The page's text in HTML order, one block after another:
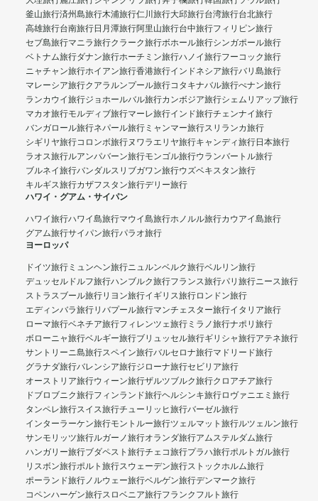
釜山旅行済州島旅行木浦旅行仁川旅行大邱旅行台湾旅行台北旅行
高雄旅行台南旅行日月潭旅行阿里山旅行台中旅行フィリピン旅行
セブ島旅行マニラ旅行クラーク旅行ボホール旅行シンガポール旅行
ベトナム旅行ダナン旅行ホーチミン旅行ハノイ旅行フーコック旅行
ニャチャン旅行ホイアン旅行香港旅行インドネシア旅行バリ島旅行
マレーシア旅行クアラルンプール旅行コタキナバル旅行ぺナン旅行
ランカウイ旅行ジョホールバル旅行カンボジア旅行シェムリアップ旅行
マカオ旅行モルディブ旅行マーレ旅行インド旅行チェンナイ旅行
バンガロール旅行ネパール旅行 ミャンマー旅行スリランカ旅行
シギリヤ旅行コロンボ旅行ヌワラエリヤ旅行キャンディ旅行日本旅行
ラオス旅行ルアンパバーン旅行モンゴル旅行ウランバートル旅行
ブルネイ旅行バンダルスリブガワン旅行ウズベキスタン旅行
キルギス旅行カザフスタン旅行デリー旅行
ハワイ・グアム・サイパン
ハワイ旅行ハワイ島旅行マウイ島旅行ホノルル旅行カウアイ島旅行
グアム旅行サイパン旅行パラオ旅行
ヨーロッパ
ドイツ旅行 ミュンヘン旅行ニュルンベルク旅行ベルリン旅行
デュッセルドルフ旅行ハンブルク旅行フランス旅行パリ旅行ニース旅行
ストラスブール旅行リヨン旅行イギリス旅行ロンドン旅行
エディンバラ旅行リバプール旅行マンチェスター旅行イタリア旅行
ローマ旅行ベネチア旅行フィレンツェ旅行 ミラノ旅行ナポリ旅行
ボローニャ旅行ベルギー旅行ブリュッセル旅行ギリシャ旅行アテネ旅行
サントリーニ島旅行スペイン旅行バルセロナ旅行マドリード旅行
グラナダ旅行バレンシア旅行ジローナ旅行セビリア旅行
オーストリア旅行ウィーン旅行ザルツブルク旅行クロアチア旅行
ドブロブニク旅行フィンランド旅行ヘルシンキ旅行ロヴァニエミ旅行
タンペレ旅行スイス旅行チューリッヒ旅行バーゼル旅行
インターラーケン旅行モントルー旅行ツェルマット旅行ルツェルン旅行
サンモリッツ旅行ルガーノ旅行オランダ旅行アムステルダム旅行
ハンガリー旅行ブダペスト旅行チェコ旅行プラハ旅行ポルトガル旅行
リスボン旅行ポルト旅行スウェーデン旅行ストックホルム旅行
ポーランド旅行ノルウェー旅行ベルゲン旅行デンマーク旅行
コペンハーゲン旅行スロベニア旅行フランクフルト旅行